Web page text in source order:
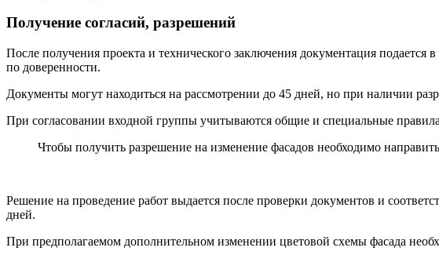
Получение согласий, разрешений
После получения проекта и технического заключения документация
по доверенности.
Документы могут находиться на рассмотрении до 45 дней, но при наличии
При согласовании входной группы учитываются общие и специальные
Чтобы получить разрешение на изменение фасадов необходимо
Решение на проведение работ выдается после проверки документов и
дней.
При предполагаемом дополнительном изменении цветовой схемы фасада